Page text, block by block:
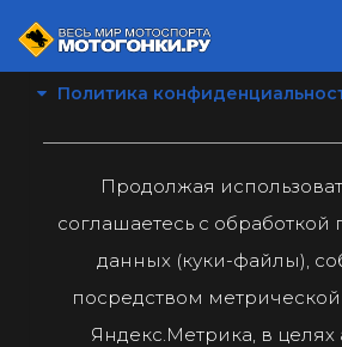
Политика
Продолжая
соглашаетесь с обработкой
данных (куки-файлы),
посредством
Яндекс.Метрика, в целях